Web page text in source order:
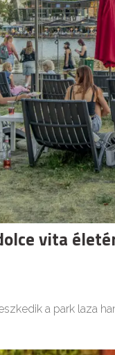
vita
a park laza